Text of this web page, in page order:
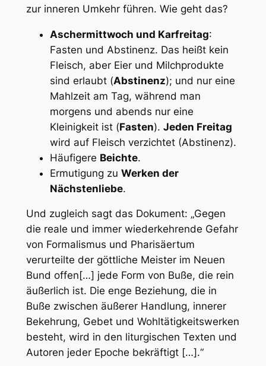
zur inneren Umkehr führen. Wie geht das?
Aschermittwoch und Karfreitag:
Fasten und Abstinenz. Das heißt kein
Fleisch, aber Eier und Milchprodukte
sind erlaubt (Abstinenz); und nur eine
Mahlzeit am Tag, während man
morgens und abends nur eine
Kleinigkeit ist (Fasten). Jeden Freitag
wird auf Fleisch verzichtet (Abstinenz).
Häufigere Beichte.
Ermutigung zu Werken der
Nächstenliebe.
Und zugleich sagt das Dokument: „Gegen
die reale und immer wiederkehrende Gefahr
von Formalismus und Pharisäertum
verurteilte der göttliche Meister im Neuen
Bund offen[…] jede Form von Buße, die rein
äußerlich ist. Die enge Beziehung, die in
Buße zwischen äußerer Handlung, innerer
Bekehrung, Gebet und Wohltätigkeitswerken
besteht, wird in den liturgischen Texten und
Autoren jeder Epoche bekräftigt […].“